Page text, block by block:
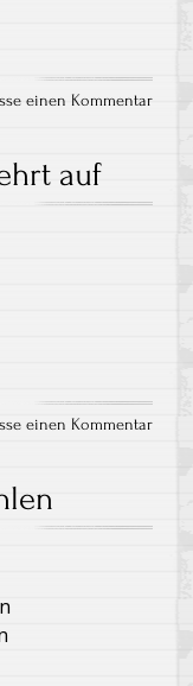
einen Kommentar
auf
einen Kommentar